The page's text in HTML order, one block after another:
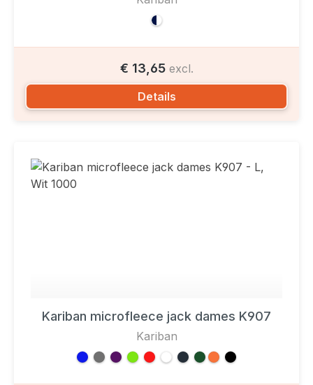
€ 13,65 excl.
Details
Kariban microfleece jack dames K907
Kariban